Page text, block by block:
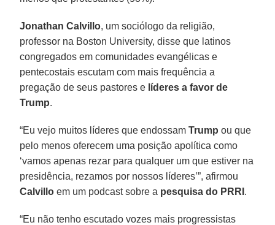
Jonathan Calvillo, um sociólogo da religião,
professor na Boston University, disse que latinos
congregados em comunidades evangélicas e
pentecostais escutam com mais frequência a
pregação de seus pastores e líderes a favor de
Trump.
“Eu vejo muitos líderes que endossamTrump ou que
pelo menos oferecem uma posição apolítica como
‘vamos apenas rezar para qualquer um que estiver na
presidência, rezamos por nossos líderes’”, afirmou
Calvillo em um podcast sobre a pesquisa do PRRI .
“Eu não tenho escutado vozes mais progressistas